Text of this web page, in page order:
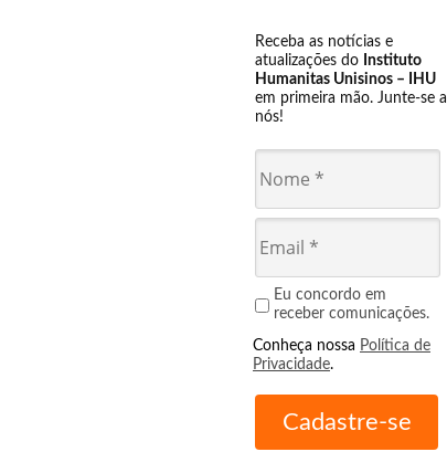
Receba as notícias e
atualizações do Instituto
Humanitas Unisinos – IHU
em primeira mão. Junte-se a
nós!
Eu concordo em
receber comunicações.
Conheça nossa Política de
Privacidade.